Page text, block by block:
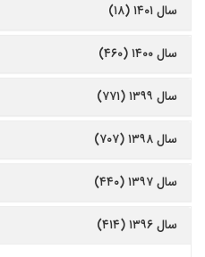
سال ۱۴۰۱ (۱۸)
سال ۱۴۰۰ (۴۶۰)
سال ۱۳۹۹ (۷۷۱)
سال ۱۳۹۸ (۷۰۷)
سال ۱۳۹۷ (۴۴۰)
سال ۱۳۹۶ (۴۱۴)